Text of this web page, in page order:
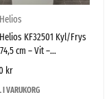
KF32501 Kyl/Frys
cm – Vit –
kr
I VARUKORG